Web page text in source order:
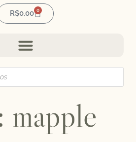
R$0,00 0
mapple